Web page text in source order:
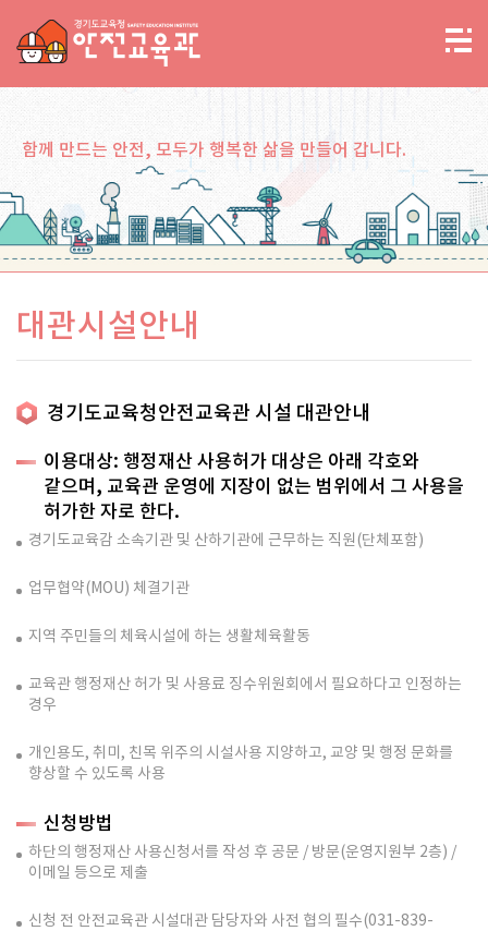
함께 만드는 안전, 모두가 행복한 삶을 만들어 갑니다.
대관시설안내
경기도교육청안전교육관 시설 대관안내
이용대상: 행정재산 사용허가 대상은 아래 각호와
같으며, 교육관 운영에 지장이 없는 범위에서 그 사용을
허가한 자로 한다.
경기도교육감 소속기관 및 산하기관에 근무하는 직원(단체포함)
업무협약(MOU) 체결기관
지역 주민들의 체육시설에 하는 생활체육활동
교육관 행정재산 허가 및 사용료 징수위원회에서 필요하다고 인정하는
경우
개인용도, 취미, 친목 위주의 시설사용 지양하고, 교양 및 행정 문화를
향상할 수 있도록 사용
신청방법
하단의 행정재산 사용신청서를 작성 후 공문 / 방문(운영지원부 2층) /
이메일 등으로 제출
신청 전 안전교육관 시설대관 담당자와 사전 협의 필수(031-839-